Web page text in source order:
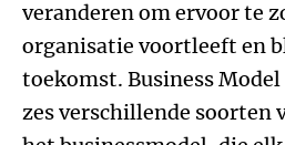
veranderen om ervoor te
organisatie voortleeft en
toekomst. Business
zes verschillende soorten